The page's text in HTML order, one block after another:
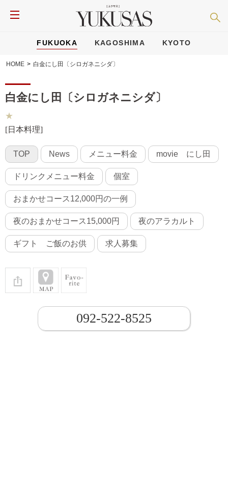
FUKUOKA KAGOSHIMA KYOTO
HOME > 白金にし田〔シロガネニシダ〕
白金にし田〔シロガネニシダ〕
★
[日本料理]
TOP News メニュー料金 movie にし田
ドリンクメニュー料金 個室
おまかせコース12,000円の一例
夜のおまかせコース15,000円 夜のアラカルト
ギフト ご飯のお供 求人募集
092-522-8525